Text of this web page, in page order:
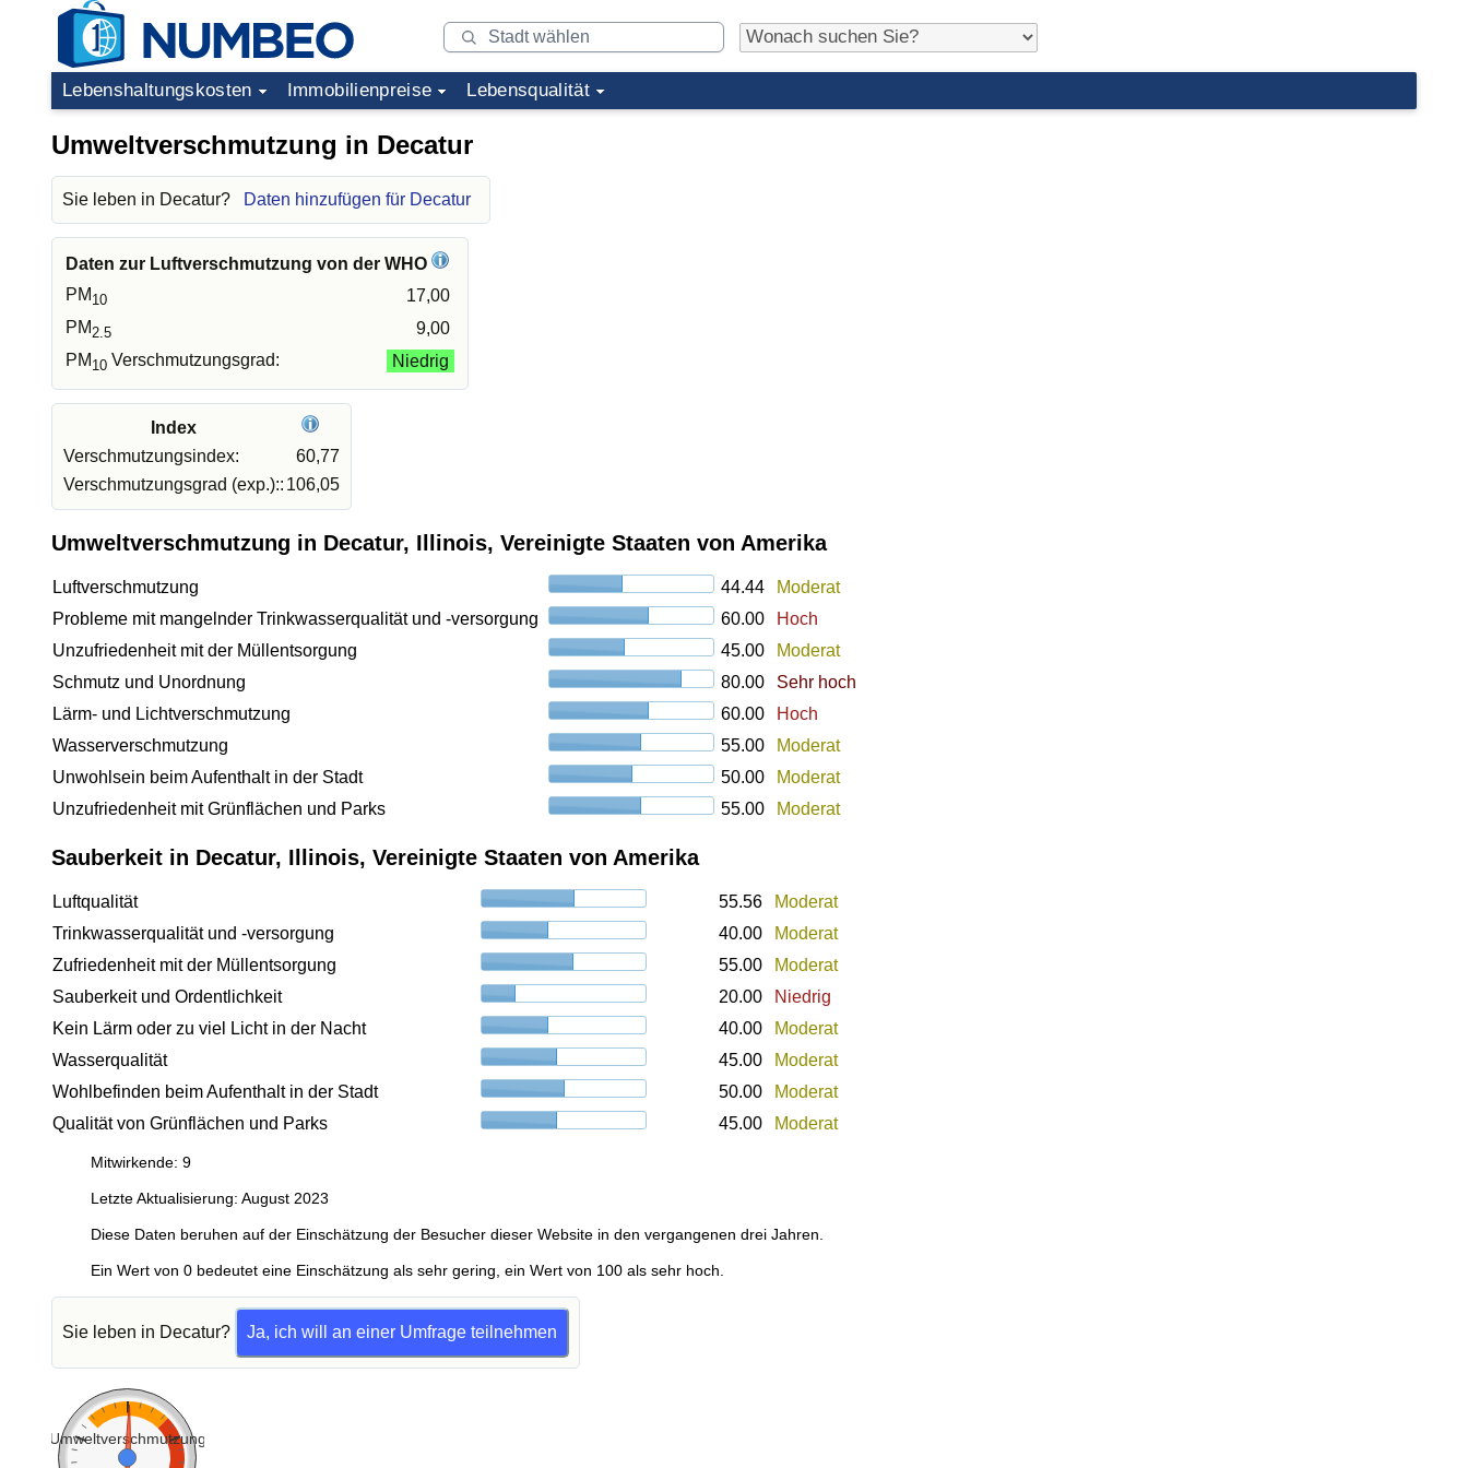
Lebenshaltungskosten Immobilienpreise Lebensqualität
Umweltverschmutzung in Decatur
Sie leben in Decatur? Daten hinzufügen für Decatur
Daten zur Luftverschmutzung von der WHO
PM 10
17,00
PM2.5
9,00
PM 10 Verschmutzungsgrad: Niedrig
Index
Verschmutzungsindex:
60,77
Verschmutzungsgrad (exp.):: 106,05
Umweltverschmutzung in Decatur, Illinois, Vereinigte Staaten von Amerika
Luftverschmutzung 44.44
Moderat
Probleme mit mangelnder Trinkwasserqualität und -versorgung
60.00
Hoch
Unzufriedenheit mit der Müllentsorgung
45.00
Moderat
Schmutz und Unordnung
80.00
Sehr hoch
Lärm- und Lichtverschmutzung
60.00
Hoch
Wasserverschmutzung
55.00
Moderat
Unwohlsein beim Aufenthalt in der Stadt
50.00
Moderat
Unzufriedenheit mit Grünflächen und Parks
55.00 Moderat
Sauberkeit in Decatur, Illinois, Vereinigte Staaten von Amerika
Luftqualität 55.56
Moderat
Trinkwasserqualität und -versorgung
40.00
Moderat
Zufriedenheit mit der Müllentsorgung
55.00
Moderat
Sauberkeit und Ordentlichkeit
20.00
Niedrig
Kein Lärm oder zu viel Licht in der Nacht
40.00
Moderat
Wasserqualität
45.00
Moderat
Wohlbefinden beim Aufenthalt in der Stadt
50.00
Moderat
Qualität von Grünflächen und Parks
45.00 Moderat
Mitwirkende: 9
Letzte Aktualisierung: August 2023
Diese Daten beruhen auf der Einschätzung der Besucher dieser Website in den vergangenen drei Jahren.
Ein Wert von 0 bedeutet eine Einschätzung als sehr gering, ein Wert von 100 als sehr hoch.
Sie leben in Decatur? Ja, ich will an einer Umfrage teilnehmen
Umweltverschmutzung